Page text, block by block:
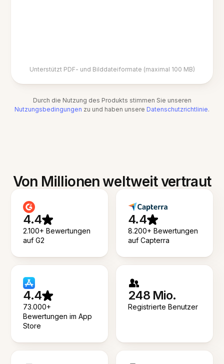
Unterstützt PDF- und Bilddateiformate (maximal 100 MB)
Durch die Nutzung des Produkts stimmen Sie unseren
Nutzungsbedingungen zu und haben unsere Datenschutzrichtlinie.
Von Millionen weltweit vertraut
4.4
2.100+ Bewertungen
auf G2
4.4
8.200+ Bewertungen
auf Capterra
4.4
73.000+
Bewertungen im App
Store
248 Mio.
Registrierte Benutzer